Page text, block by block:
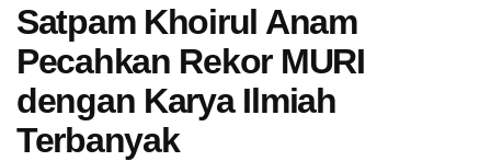
Satpam Khoirul Anam
Pecahkan Rekor MURI
dengan Karya Ilmiah
Terbanyak